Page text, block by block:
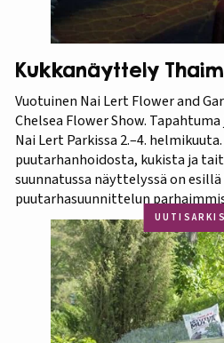
Kukkanäyttely
Vuotuinen Nai Lert Flower and
Chelsea Flower Show.
Nai Lert Parkissa 2.–4.
puutarhanhoidosta, kukista ja
suunnatussa näyttelyssä on esillä
puutarhasuunnittelun
tapahtuma on osa Amazing
pyrkii piristämään Thaimaan
Thaimaa tunnetaan erittäin
kasvistostaan,…